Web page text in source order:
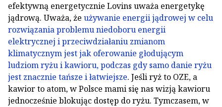
efektywną energetycznie Lovins uważa energetykę
jądrową. Uważa, że używanie energii jądrowej w celu
rozwiązania problemu niedoboru energii
elektrycznej i przeciwdziałaniu zmianom
klimatycznym jest jak oferowanie głodującym
ludziom ryżu i kawioru, podczas gdy samo danie ryżu
jest znacznie tańsze i łatwiejsze. Jeśli ryż to OZE, a
kawior to atom, w Polsce mami się nas wizją kawioru
jednocześnie blokując dostęp do ryżu. Tymczasem, w